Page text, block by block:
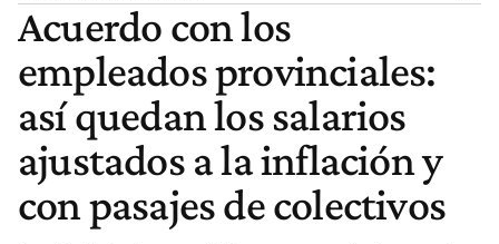
Acuerdo con los
empleados provinciales:
así quedan los salarios
ajustados a la inflación y
con pasajes de colectivos